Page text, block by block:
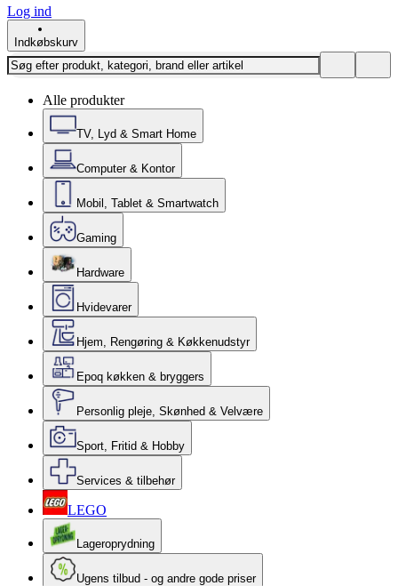
Log ind
Indkøbskurv
Alle produkter
TV, Lyd & Smart Home
Computer & Kontor
Mobil, Tablet & Smartwatch
Gaming
Hardware
Hvidevarer
Hjem, Rengøring & Køkkenudstyr
Epoq køkken & bryggers
Personlig pleje, Skønhed & Velvære
Sport, Fritid & Hobby
Services & tilbehør
LEGO
Lageroprydning
Ugens tilbud - og andre gode priser